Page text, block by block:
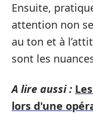
Ensuite,
attention non
au ton et à
sont les
A lire aussi :
lors d'une